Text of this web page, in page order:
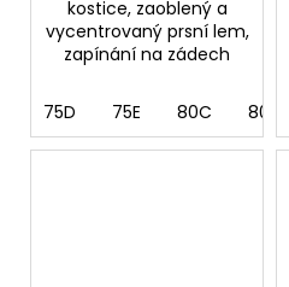
kostice, zaoblený a
vycentrovaný prsní lem,
zapínání na zádech
75D 75E 80C 80D